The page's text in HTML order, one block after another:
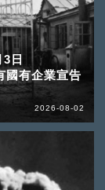
日
國有企業宣告
2026-08-02